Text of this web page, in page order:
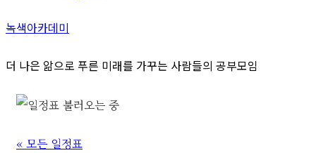
녹색아카데미
더 나은 앎으로 푸른 미래를 가꾸는 사람들의 공부모임
« 모든 일정표